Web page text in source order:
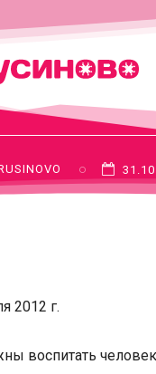
2012 г.
воспитать